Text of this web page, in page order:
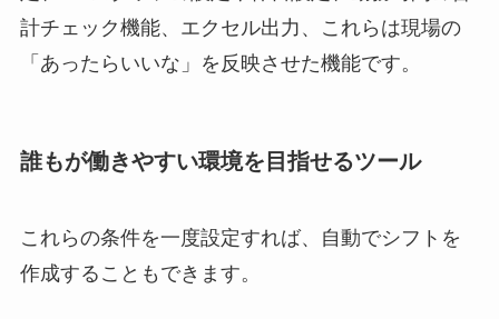
計チェック機能、エクセル出力、これらは現場の
「あったらいいな」を反映させた機能です。
誰もが働きやすい環境を目指せるツール
これらの条件を一度設定すれば、自動でシフトを
作成することもできます。